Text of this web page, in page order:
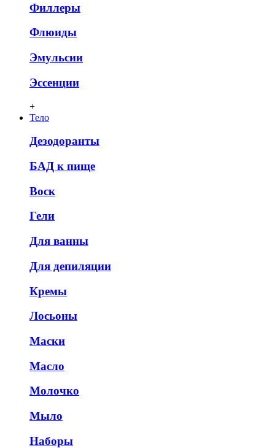
Филлеры
Флюиды
Эмульсии
Эссенции
+
Тело
Дезодоранты
БАД к пище
Воск
Гели
Для ванны
Для депиляции
Кремы
Лосьоны
Маски
Масло
Молочко
Мыло
Наборы